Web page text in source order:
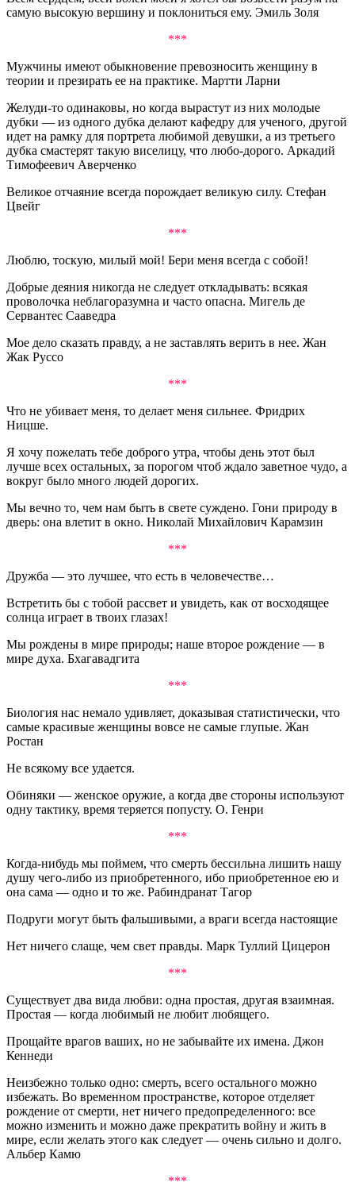
самую высокую вершину и поклониться ему. Эмиль Золя
***
Мужчины имеют обыкновение превозносить женщину в
теории и презирать ее на практике. Мартти Ларни
Желуди-то одинаковы, но когда вырастут из них молодые
дубки — из одного дубка делают кафедру для ученого, другой
идет на рамку для портрета любимой девушки, а из третьего
дубка смастерят такую виселицу, что любо-дорого. Аркадий
Тимофеевич Аверченко
Великое отчаяние всегда порождает великую силу. Стефан
Цвейг
***
Люблю, тоскую, милый мой! Бери меня всегда с собой!
Добрые деяния никогда не следует откладывать: всякая
проволочка неблагоразумна и часто опасна. Мигель де
Сервантес Сааведра
Мое дело сказать правду, а не заставлять верить в нее. Жан
Жак Руссо
***
Что не убивает меня, то делает меня сильнее. Фридрих
Ницше.
Я хочу пожелать тебе доброго утра, чтобы день этот был
лучше всех остальных, за порогом чтоб ждало заветное чудо, а
вокруг было много людей дорогих.
Мы вечно то, чем нам быть в свете суждено. Гони природу в
дверь: она влетит в окно. Николай Михайлович Карамзин
***
Дружба — это лучшее, что есть в человечестве…
Встретить бы с тобой рассвет и увидеть, как от восходящее
солнца играет в твоих глазах!
Мы рождены в мире природы; наше второе рождение — в
мире духа. Бхагавадгита
***
Биология нас немало удивляет, доказывая статистически, что
самые красивые женщины вовсе не самые глупые. Жан
Ростан
Не всякому все удается.
Обиняки — женское оружие, а когда две стороны используют
одну тактику, время теряется попусту. О. Генри
***
Когда-нибудь мы поймем, что смерть бессильна лишить нашу
душу чего-либо из приобретенного, ибо приобретенное ею и
она сама — одно и то же. Рабиндранат Тагор
Подруги могут быть фальшивыми, а враги всегда настоящие
Нет ничего слаще, чем свет правды. Марк Туллий Цицерон
***
Существует два вида любви: одна простая, другая взаимная.
Простая — когда любимый не любит любящего.
Прощайте врагов ваших, но не забывайте их имена. Джон
Кеннеди
Неизбежно только одно: смерть, всего остального можно
избежать. Во временном пространстве, которое отделяет
рождение от смерти, нет ничего предопределенного: все
можно изменить и можно даже прекратить войну и жить в
мире, если желать этого как следует — очень сильно и долго.
Альбер Камю
***